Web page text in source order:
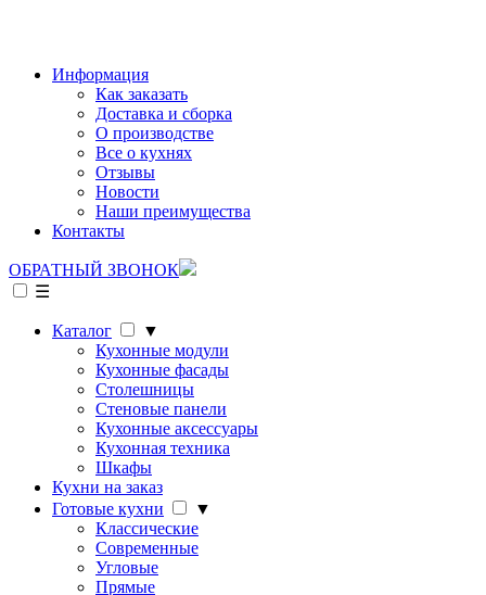
Информация
Как заказать
Доставка и сборка
О производстве
Все о кухнях
Отзывы
Новости
Наши преимущества
Контакты
ОБРАТНЫЙ ЗВОНОК
☰
Каталог
▼
Кухонные модули
Кухонные фасады
Столешницы
Стеновые панели
Кухонные аксессуары
Кухонная техника
Шкафы
Кухни на заказ
Готовые кухни
▼
Классические
Современные
Угловые
Прямые